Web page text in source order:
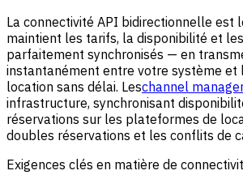
La connectivité API bidirectionnelle est
maintient les tarifs, la disponibilité et
parfaitement synchronisés — en
instantanément entre votre système et
location sans délai. Leschannel
infrastructure, synchronisant
réservations sur les plateformes de
doubles réservations et les conflits de
Exigences clés en matière de